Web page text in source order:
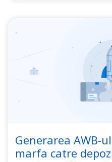
Generarea AWB-
marfa catre